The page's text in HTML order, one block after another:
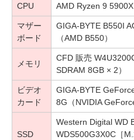
CPU AMD Ryzen 9
マザー
ボード
GIGA-BYTE B550I
（AMD B550）
メモリ
CFD 販売
SDRAM 8GB × 2）
ビデオ
カード
GIGA-BYTE
8G（NVIDIA
SSD
Western Digital WD
WDS500G3X0C［